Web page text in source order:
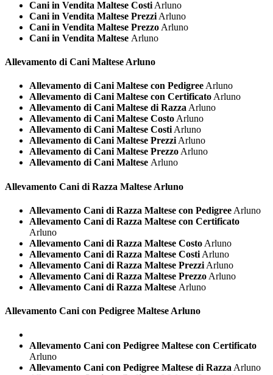
Cani in Vendita Maltese Costi Arluno
Cani in Vendita Maltese Prezzi Arluno
Cani in Vendita Maltese Prezzo Arluno
Cani in Vendita Maltese Arluno
Allevamento di Cani Maltese Arluno
Allevamento di Cani Maltese con Pedigree Arluno
Allevamento di Cani Maltese con Certificato Arluno
Allevamento di Cani Maltese di Razza Arluno
Allevamento di Cani Maltese Costo Arluno
Allevamento di Cani Maltese Costi Arluno
Allevamento di Cani Maltese Prezzi Arluno
Allevamento di Cani Maltese Prezzo Arluno
Allevamento di Cani Maltese Arluno
Allevamento Cani di Razza Maltese Arluno
Allevamento Cani di Razza Maltese con Pedigree Arluno
Allevamento Cani di Razza Maltese con Certificato
Arluno
Allevamento Cani di Razza Maltese Costo Arluno
Allevamento Cani di Razza Maltese Costi Arluno
Allevamento Cani di Razza Maltese Prezzi Arluno
Allevamento Cani di Razza Maltese Prezzo Arluno
Allevamento Cani di Razza Maltese Arluno
Allevamento Cani con Pedigree Maltese Arluno
Allevamento Cani con Pedigree Maltese con Certificato
Arluno
Allevamento Cani con Pedigree Maltese di Razza Arluno